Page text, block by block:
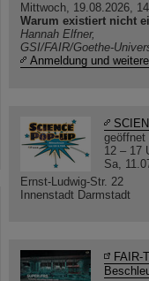
Mittwoch, 19.08.2026,
Warum existiert nicht
Hannah Elfner,
GSI/FAIR/Goethe-
Anmeldung und
geöffnet
12 – 17
Sa,
Ernst-Ludwig-Str. 22
Innenstadt Darmstadt
FAIR-